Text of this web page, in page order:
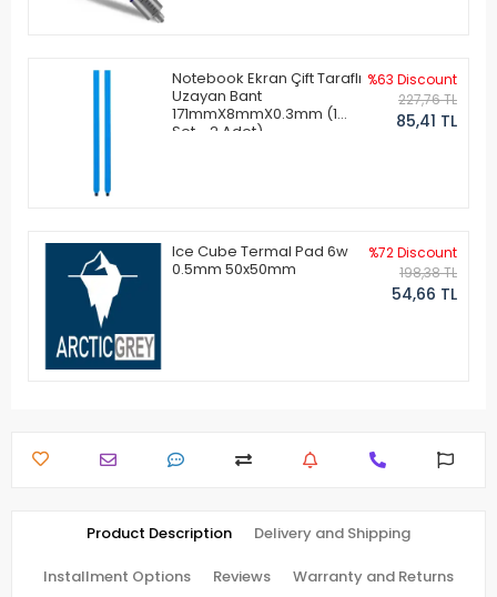
Notebook Ekran Çift Taraflı
Uzayan Bant
171mmX8mmX0.3mm (1
Set - 2 Adet)
%63 Discount
227,76 TL
85,41 TL
Ice Cube Termal Pad 6w
0.5mm 50x50mm
%72 Discount
198,38 TL
54,66 TL
Product Description Delivery and Shipping
Installment Options Reviews Warranty and Returns